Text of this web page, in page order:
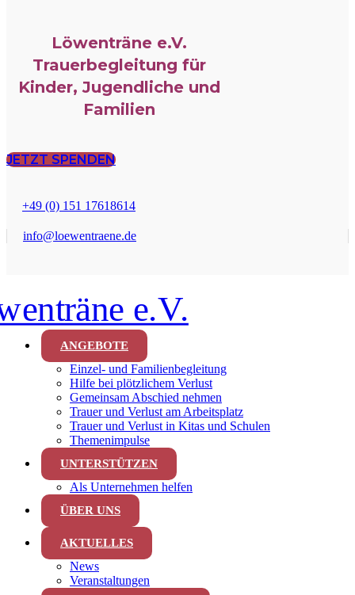
Löwenträne e.V.
Trauerbegleitung für
Kinder, Jugendliche und
Familien
JETZT SPENDEN
+49 (0) 151 17618614
info@loewentraene.de
ANGEBOTE
Einzel- und Familienbegleitung
Hilfe bei plötzlichem Verlust
Gemeinsam Abschied nehmen
Trauer und Verlust am Arbeitsplatz
Trauer und Verlust in Kitas und Schulen
Themenimpulse
UNTERSTÜTZEN
Als Unternehmen helfen
ÜBER UNS
AKTUELLES
News
Veranstaltungen